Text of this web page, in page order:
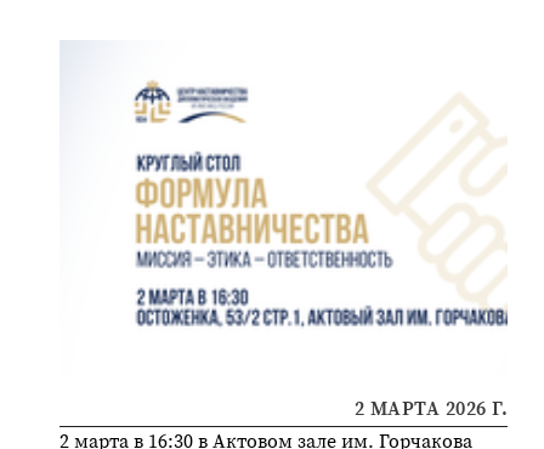
2 МАРТА 2026 Г.
2 марта в 16:30 в Актовом зале им. Горчакова